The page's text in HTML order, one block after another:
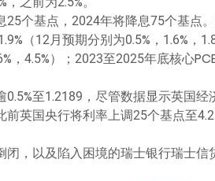
25个基点，2024年将降息75个基点
（12月预期分别为0.5%，1.6%
，4.5%）；2023至2025年底核心
至1.2189，尽管数据显示英国
英国央行将利率上调25个基点至
，以及陷入困境的瑞士银行瑞士